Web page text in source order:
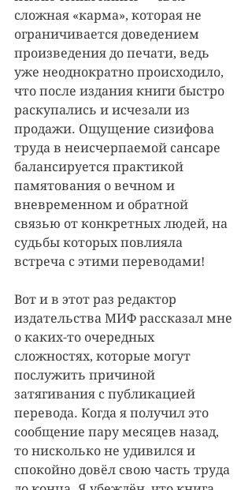
сложная «карма», которая не
ограничивается доведением
произведения до печати, ведь
уже неоднократно происходило,
что после издания книги быстро
раскупались и исчезали из
продажи. Ощущение сизифова
труда в неисчерпаемой сансаре
балансируется практикой
памятования о вечном и
вневременном и обратной
связью от конкретных людей, на
судьбы которых повлияла
встреча с этими переводами!
Вот и в этот раз редактор
издательства МИФ рассказал мне
о каких-то очередных
сложностях, которые могут
послужить причиной
затягивания с публикацией
перевода. Когда я получил это
сообщение пару месяцев назад,
то нисколько не удивился и
спокойно довёл свою часть труда